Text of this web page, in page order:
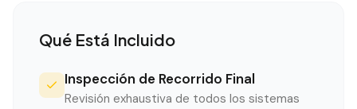
Qué Está Incluido
Inspección de Recorrido Final
Revisión exhaustiva de todos los sistemas